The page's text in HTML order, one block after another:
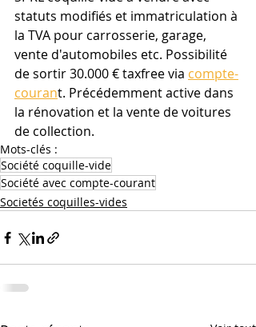
statuts modifiés et immatriculation à
la TVA pour carrosserie, garage,
vente d'automobiles etc. Possibilité
de sortir 30.000 € taxfree via compte-
courant. Précédemment active dans
la rénovation et la vente de voitures
de collection.
Mots-clés :
Société coquille-vide
Société avec compte-courant
Societés coquilles-vides